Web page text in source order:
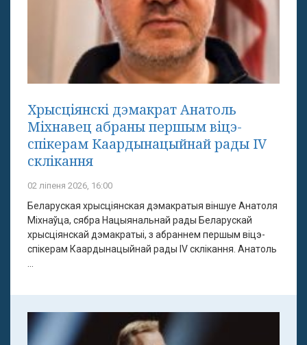
Хрысціянскі дэмакрат Анатоль
Міхнавец абраны першым віцэ-
спікерам Каардынацыйнай рады IV
склікання
02 ліпеня 2026, 16:00
Беларуская хрысціянская дэмакратыя віншуе Анатоля
Міхнаўца, сябра Нацыянальнай рады Беларускай
хрысціянскай дэмакратыі, з абраннем першым віцэ-
спікерам Каардынацыйнай рады IV склікання. Анатоль